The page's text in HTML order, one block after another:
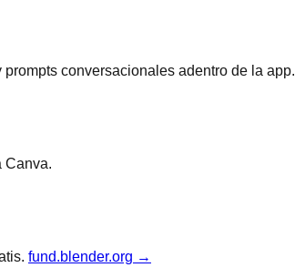
conversacionales adentro de la app.
Canva.
fund.blender.org →